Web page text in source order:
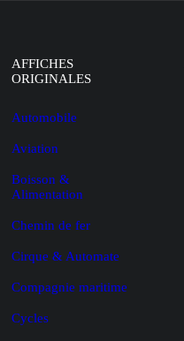
AFFICHES
ORIGINALES
Automobile
Aviation
Boisson &
Alimentation
Chemin de fer
Cirque & Automate
Compagnie maritime
Cycles